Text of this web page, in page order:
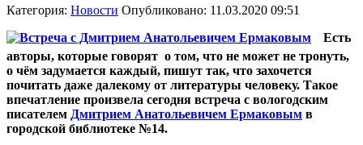
Категория: Новости Опубликовано: 11.03.2020 09:51
Есть
авторы, которые говорят о том, что не может не тронуть,
о чём задумается каждый, пишут так, что захочется
почитать даже далекому от литературы человеку. Такое
впечатление произвела сегодня встреча с вологодским
писателем Дмитрием Анатольевичем Ермаковым в
городской библиотеке №14.